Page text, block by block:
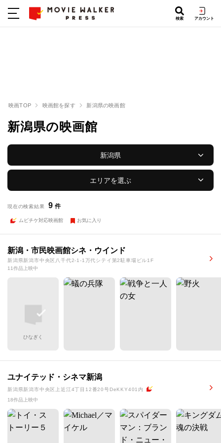
検索 アカウント
映画TOP 映画館を探す 新潟県の映画館
新潟県の映画館
新潟県
エリアを選ぶ
現在の検索結果 9 件
ムビチケ対応映画館 お気に入り
新潟・市民映画館シネ・ウインド
新潟県新潟市中央区八千代2-1-1万代シテイ第2駐車場ビル1F
11作品上映中
ひなぎく
ユナイテッド・シネマ新潟
新潟県新潟市中央区上近江4丁目12番20号DeKKY401内
18作品上映中